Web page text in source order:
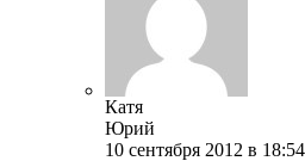
Катя
Юрий
10 сентября 2012 в 18:54